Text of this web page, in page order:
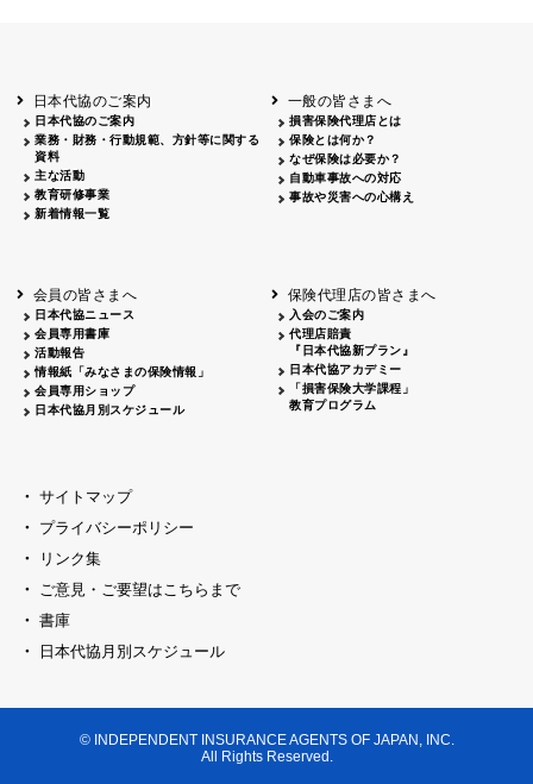
日本代協のご案内
日本代協のご案内
業務・財務・行動規範、方針等に関する
資料
主な活動
教育研修事業
新着情報一覧
一般の皆さまへ
損害保険代理店とは
保険とは何か？
なぜ保険は必要か？
自動車事故への対応
事故や災害への心構え
会員の皆さまへ
日本代協ニュース
会員専用書庫
活動報告
情報紙「みなさまの保険情報」
会員専用ショップ
日本代協月別スケジュール
保険代理店の皆さまへ
入会のご案内
代理店賠責
『日本代協新プラン』
日本代協アカデミー
「損害保険大学課程」
教育プログラム
サイトマップ
プライバシーポリシー
リンク集
ご意見・ご要望はこちらまで
書庫
日本代協月別スケジュール
© INDEPENDENT INSURANCE AGENTS OF JAPAN, INC.
All Rights Reserved.